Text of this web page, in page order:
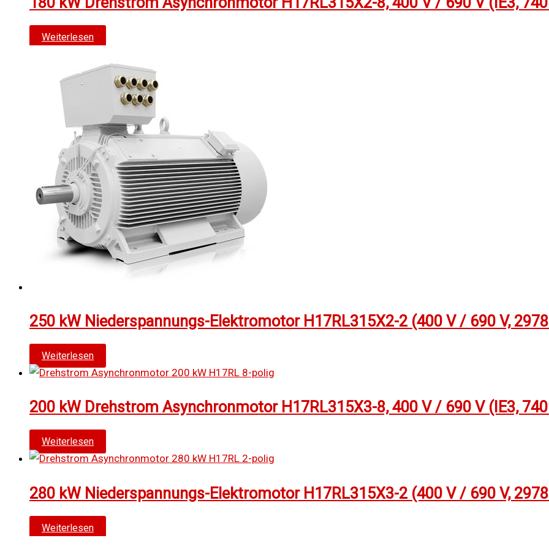
Weiterlesen
250 kW Niederspannungs-Elektromotor H17RL315X2-2 (400 V / 690 V,
Weiterlesen
200 kW Drehstrom Asynchronmotor H17RL315X3-8, 400 V / 690 V (IE3,
Weiterlesen
280 kW Niederspannungs-Elektromotor H17RL315X3-2 (400 V / 690 V,
Weiterlesen